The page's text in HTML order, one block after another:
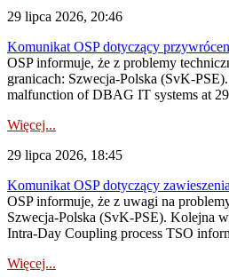
29 lipca 2026, 20:46
Komunikat OSP dotyczący
OSP informuje, że z problemy
granicach: Szwecja-Polska (SvK-
malfunction of DBAG IT systems at
Więcej...
29 lipca 2026, 18:45
Komunikat OSP dotyczący
OSP informuje, że z uwagi na
Szwecja-Polska (SvK-PSE). Kolejna
Intra-Day Coupling process TSO
Więcej...